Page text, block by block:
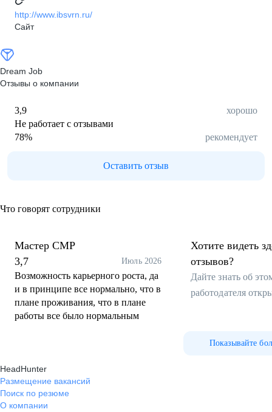
http://www.ibsvrn.ru/
Сайт
Dream Job
Отзывы о компании
3,9
хорошо
Не работает с отзывами
78% рекомендует
Оставить отзыв
Что говорят сотрудники
Мастер СМР
3,7
Июль 2026
Возможность карьерного роста, да
и в принципе все нормально, что в
плане проживания, что в плане
работы все было нормальным
Хотите видеть
отзывов?
Дайте знать об
работодателя
Показывайте
HeadHunter
Размещение вакансий
Поиск по резюме
О компании